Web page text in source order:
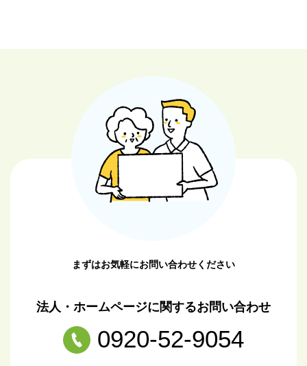
まずはお気軽にお問い合わせください
法人・ホームページに関するお問い合わせ
0920-52-9054